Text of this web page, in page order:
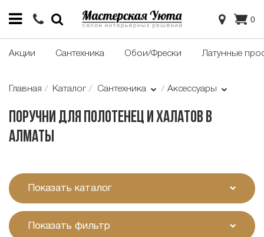
0
Акции Сантехника Обои/Фрески Латунные
Главная Каталог Сантехника Аксессуары
Поручни для полотенец и халатов в
Алматы
Показать каталог
Показать фильтр